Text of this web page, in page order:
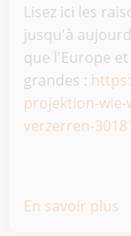
Lisez ici les
jusqu'à
que l'Europe
grandes :
projektion-
verzerren-
En savoir plus